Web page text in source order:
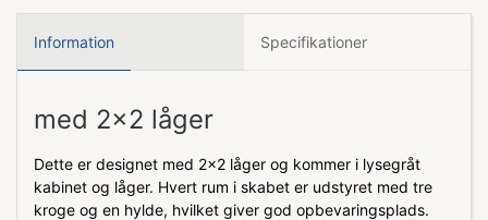
Information Specifikationer
med 2x2 låger
Dette er designet med 2x2 låger og kommer i lysegråt
kabinet og låger. Hvert rum i skabet er udstyret med tre
kroge og en hylde, hvilket giver god opbevaringsplads.